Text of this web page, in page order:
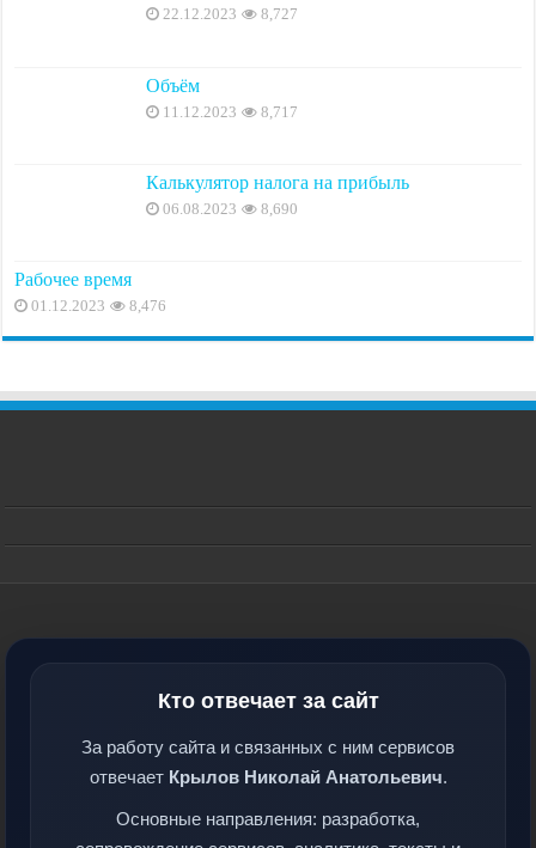
22.12.2023 8,727
Объём
11.12.2023 8,717
Калькулятор налога на прибыль
06.08.2023 8,690
Рабочее время
01.12.2023 8,476
Кто отвечает за сайт
За работу сайта и связанных с ним сервисов
отвечает Крылов Николай Анатольевич.
Основные направления: разработка,